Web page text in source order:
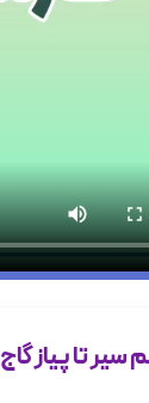
تا پیاز گاج